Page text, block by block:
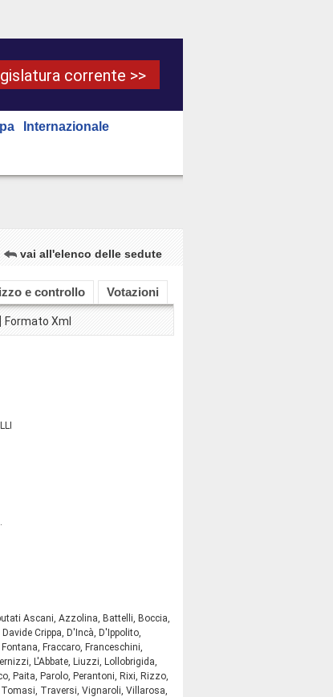
corrente >>
Internazionale
vai all'elenco delle sedute
e controllo Votazioni
Formato Xml
Ascani, Azzolina, Battelli, Boccia,
Crippa, D'Incà, D'Ippolito,
Fraccaro, Franceschini,
L'Abbate, Liuzzi, Lollobrigida,
Paita, Parolo, Perantoni, Rixi, Rizzo,
Traversi, Vignaroli, Villarosa,